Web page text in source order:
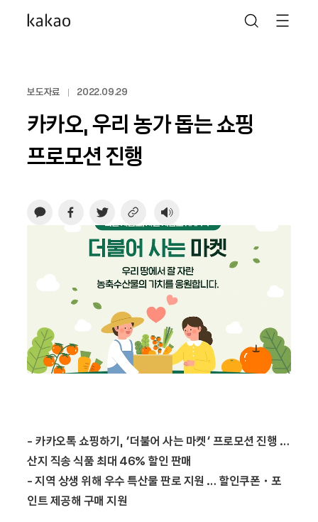
보도자료 2022.09.29
카카오, 우리 농가 돕는 쇼핑
프로모션 진행
- 카카오톡 쇼핑하기, ‘더불어 사는 마켓’프로모션 진행 …
산지 직송 식품 최대 46% 할인 판매
-지역 상생 위해 우수 특산물 판로 지원 … 할인쿠폰 ・ 포
인트 제공해 구매 지원